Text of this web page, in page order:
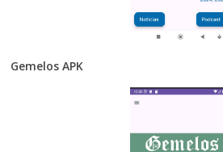
Gemelos APK